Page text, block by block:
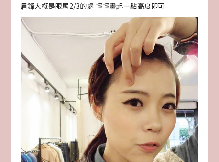
眉鋒大概是眼尾2/3的處 輕輕畫起一點高度即可